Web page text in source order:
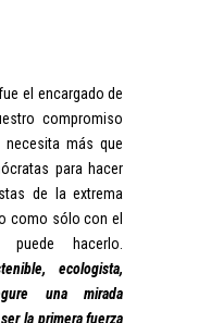
el encargado de
compromiso
necesita más que
para hacer
de la extrema
como sólo con el
puede hacerlo.
ecologista,
una mirada
la primera fuerza